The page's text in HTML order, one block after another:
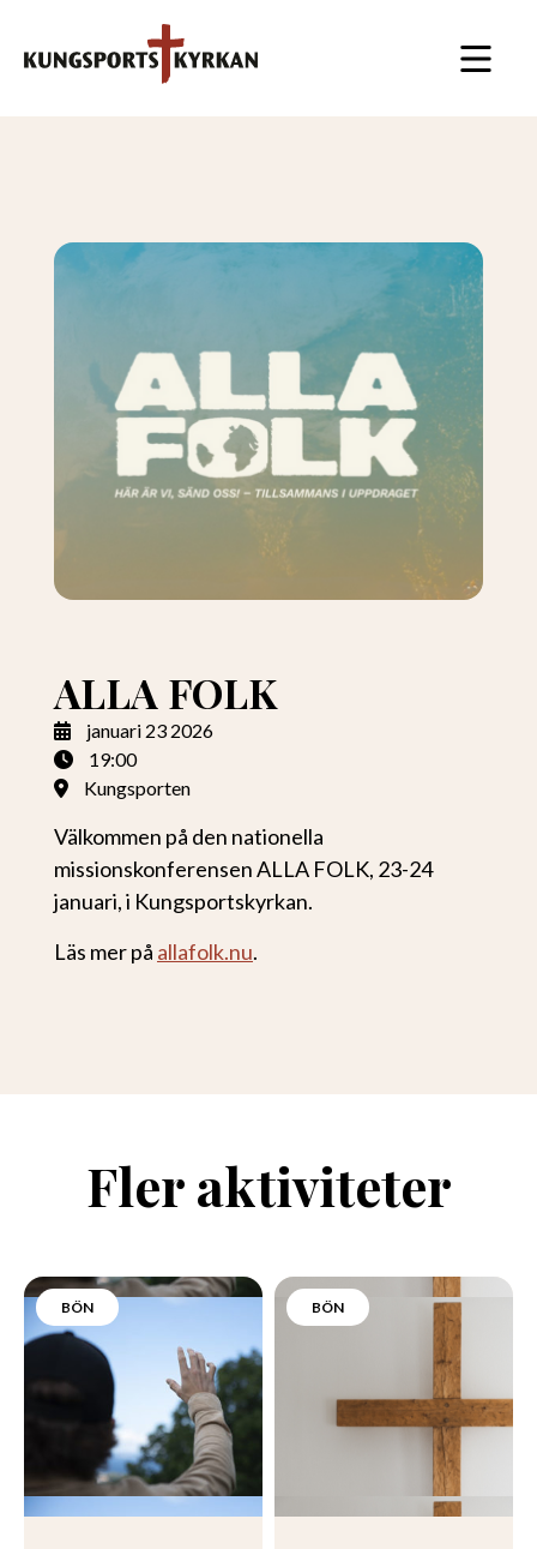
ALLA FOLK
januari 23 2026
19:00
Kungsporten
Välkommen på den nationella
missionskonferensen ALLA FOLK, 23-24
januari, i Kungsportskyrkan.
Läs mer på allafolk.nu.
Fler aktiviteter
BÖN BÖN